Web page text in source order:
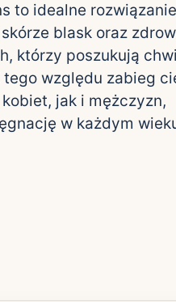
to idealne
blask oraz
którzy poszukują
tego względu zabieg
jak i mężczyzn,
w każdym